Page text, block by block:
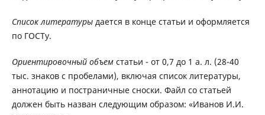
Список литературыдается в конце статьи и оформляется
по ГОСТу.
Ориентировочный объемстатьи - от 0,7 до 1 а. л. (28-40
тыс. знаков с пробелами), включая список литературы,
аннотацию и постраничные сноски. Файл со статьей
должен быть назван следующим образом: «Иванов И.И.